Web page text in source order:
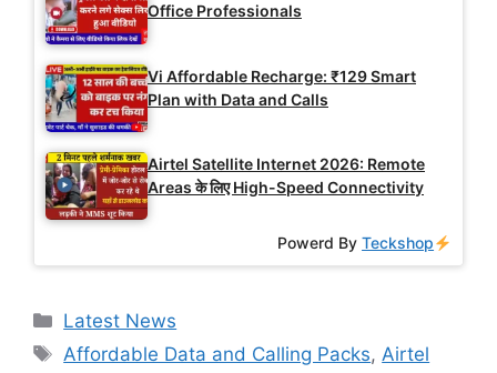
Office Professionals
Vi Affordable Recharge: ₹129 Smart
Plan with Data and Calls
Airtel Satellite Internet 2026: Remote
Areas के लिए High-Speed Connectivity
Powerd ByTeckshop
Categories
Latest News
Tags
Affordable Data and Calling Packs,Airtel